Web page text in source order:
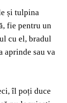
și tulpina
fie pentru un
cu el, bradul
aprinde sau va
îl poți duce